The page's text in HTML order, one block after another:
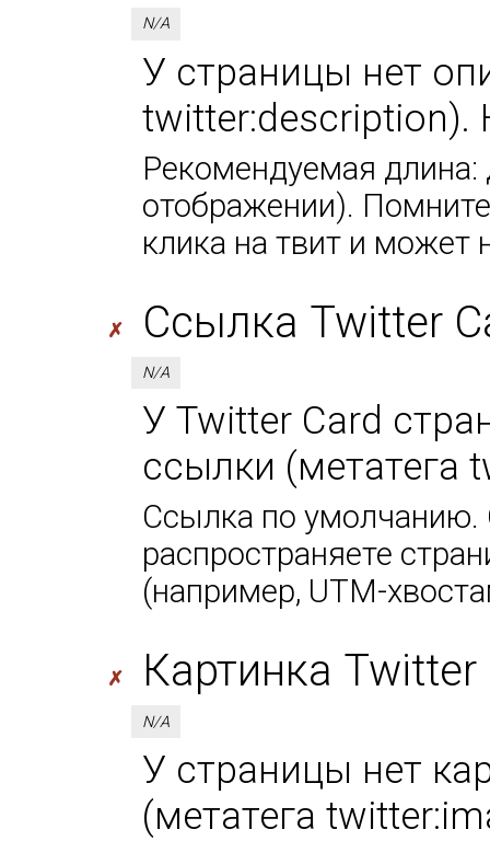
N/A
У страницы нет
twitter:description).
Рекомендуемая длина:
отображении).
клика на твит и может
✗ Ссылка Twitter
N/A
У Twitter Card
ссылки (метатега
Ссылка по умолчанию.
распространяете
(например, UTM-
✗ Картинка
N/A
У страницы нет
(метатега